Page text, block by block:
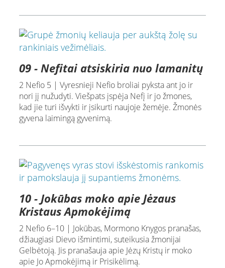
09 - Nefitai atsiskiria nuo lamanitų
2 Nefio 5 | Vyresnieji Nefio broliai pyksta ant jo ir
nori jį nužudyti. Viešpats įspėja Nefį ir jo žmones,
kad jie turi išvykti ir įsikurti naujoje žemėje. Žmonės
gyvena laimingą gyvenimą.
10 - Jokūbas moko apie Jėzaus
Kristaus Apmokėjimą
2 Nefio 6–10 | Jokūbas, Mormono Knygos pranašas,
džiaugiasi Dievo išmintimi, suteikusia žmonijai
Gelbėtoją. Jis pranašauja apie Jėzų Kristų ir moko
apie Jo Apmokėjimą ir Prisikėlimą.